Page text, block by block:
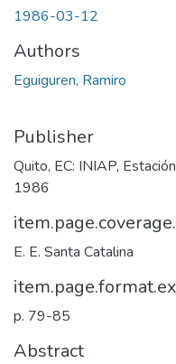
1986-03-12
Authors
Eguiguren, Ramiro
Publisher
Quito, EC: INIAP,
1986
E. E. Santa Catalina
p. 79-85
Abstract